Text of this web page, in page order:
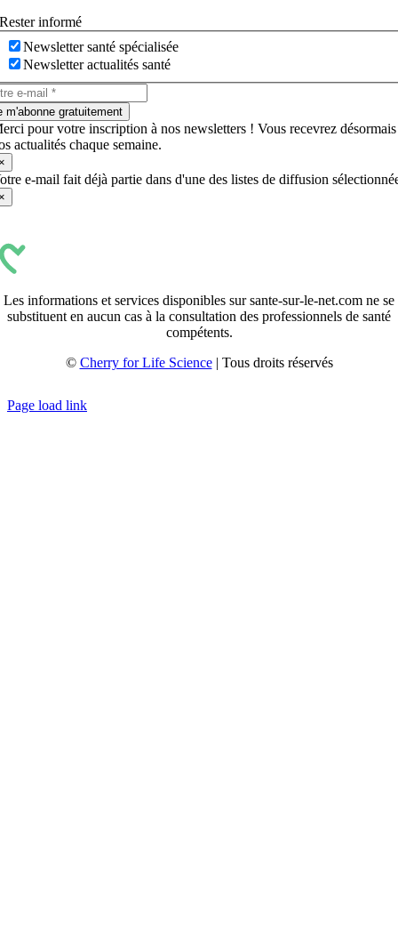
Rester informé
Newsletter santé spécialisée
Newsletter actualités santé
m'abonne gratuitement
pour votre inscription à nos newsletters ! Vous recevrez désormais
actualités chaque semaine.
e-mail fait déjà partie dans d'une des listes de diffusion
Les informations et services disponibles sur sante-sur-le-net.com ne se
substituent en aucun cas à la consultation des professionnels de santé
compétents.
© Cherry for Life Science| Tous droits réservés
Page load link